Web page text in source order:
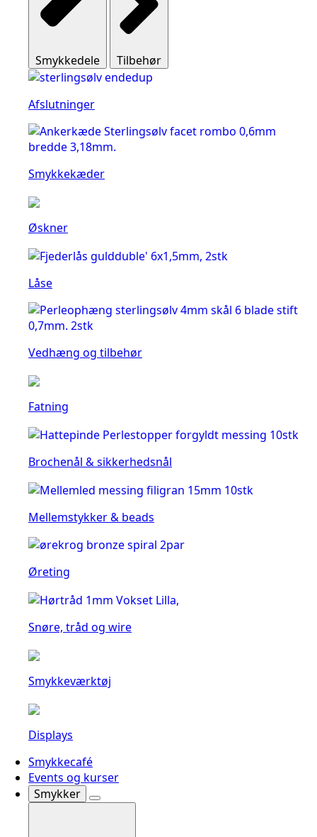
Smykkedele Tilbehør
Afslutninger
Smykkekæder
Øskner
Låse
Vedhæng og tilbehør
Fatning
Brochenål & sikkerhedsnål
Mellemstykker & beads
Øreting
Snøre, tråd og wire
Smykkeværktøj
Displays
Smykkecafé
Events og kurser
Smykker